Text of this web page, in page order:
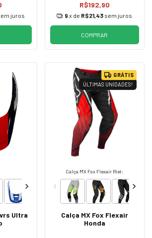
juros
R$192,90
9 x de R$21,43 sem juros
COMPRAR
Ultra
ÚLTIMAS UNIDADES!
GRÁTIS
Calça MX Fox Flexair Riet:
Calça MX Fox Flexair
Honda